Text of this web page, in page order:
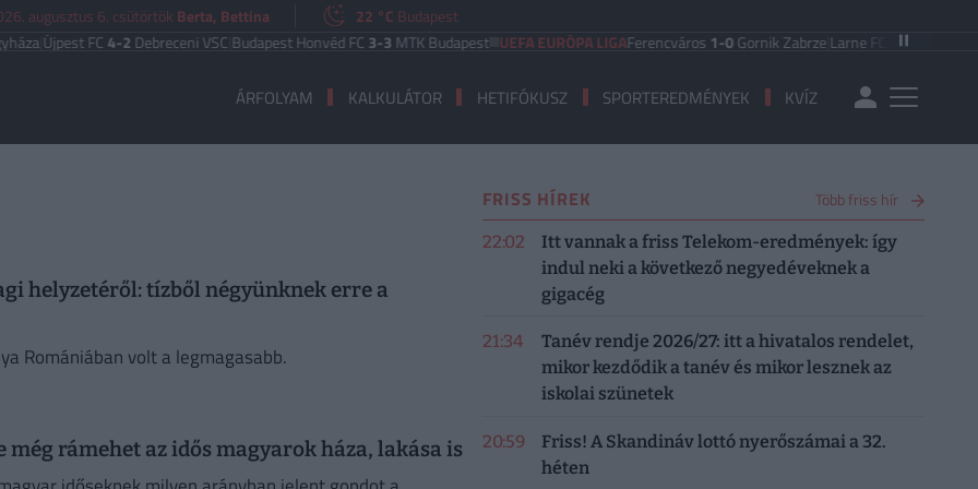
augusztus 6. csütörtök Berta, Bettina 22 °C Budapest
|Újpest FC4-2 Debreceni VSC|Budapest Honvéd FC3-3 MTK Budapest UEFA EURÓPA LIGAFerencváros1-0 Gornik Zabrze|Larne FC0-0 FC Iberia
ÁRFOLYAM KALKULÁTOR HETIFÓKUSZ SPORTEREDMÉNYEK KVÍZ
helyzetéről: tízből négyünknek erre a
Romániában volt a legmagasabb.
rámehet az idős magyarok háza, lakása is
FRISS HÍREK Több friss hír
22:02
Itt vannak a friss Telekom-eredmények: így
indul neki a következő negyedéveknek a
gigacég
21:34
Tanév rendje 2026/27: itt a hivatalos rendelet,
mikor kezdődik a tanév és mikor lesznek az
iskolai szünetek
20:59
Friss! A Skandináv lottó nyerőszámai a 32.
héten